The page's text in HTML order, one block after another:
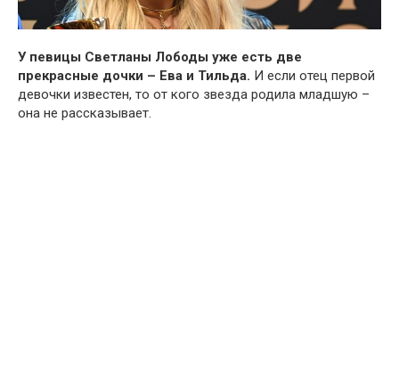
У певицы Светланы Лободы уже есть две
прекрасные дочки – Ева и Тильда. И если отец первой
девочки известен, то от кого звезда родила младшую –
она не рассказывает.